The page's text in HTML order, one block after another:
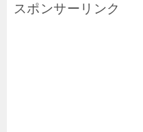
スポンサーリンク